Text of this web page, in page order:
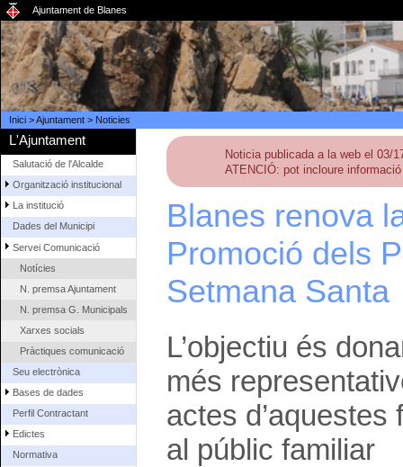
Ajuntament de Blanes
Inici>Ajuntament> Noticies
L'Ajuntament
Salutació de l'Alcalde
Organització institucional
La institució
Dades del Municipi
Servei Comunicació
Notícies
N. premsa Ajuntament
N. premsa G. Municipals
Xarxes socials
Pràctiques comunicació
Seu electrònica
Bases de dades
Perfil Contractant
Edictes
Normativa
Noticia publicada a la web el 03/
ATENCIÓ: pot incloure
Blanes renova
Promoció dels
Setmana Santa
L’objectiu és
més
actes d’aquestes
al públic familiar